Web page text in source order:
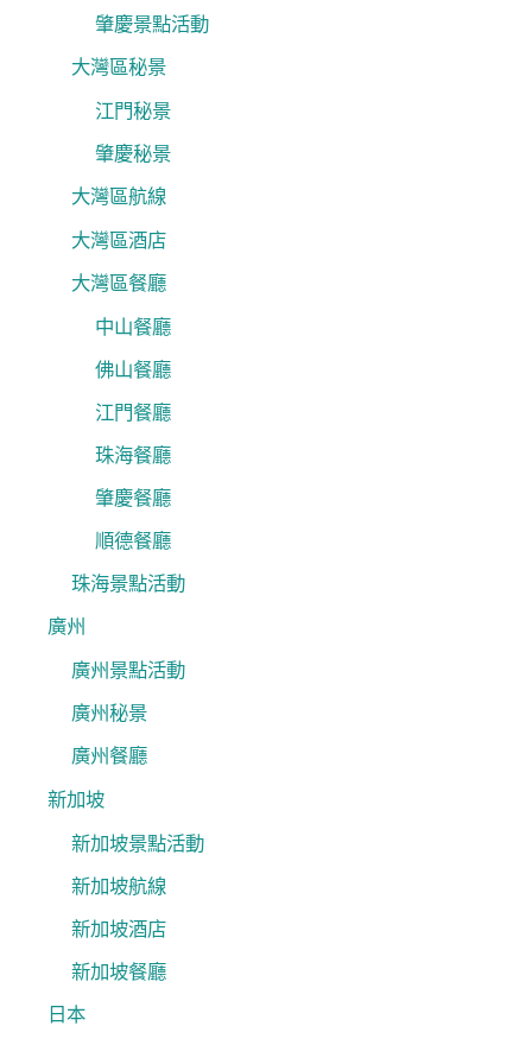
肇慶景點活動
大灣區秘景
江門秘景
肇慶秘景
大灣區航線
大灣區酒店
大灣區餐廳
中山餐廳
佛山餐廳
江門餐廳
珠海餐廳
肇慶餐廳
順德餐廳
珠海景點活動
廣州
廣州景點活動
廣州秘景
廣州餐廳
新加坡
新加坡景點活動
新加坡航線
新加坡酒店
新加坡餐廳
日本